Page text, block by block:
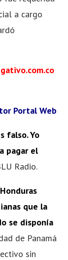
a cargo
Portal Web
falso.Yo
pagar el
Radio.
que la
se disponía
de Panamá
sin